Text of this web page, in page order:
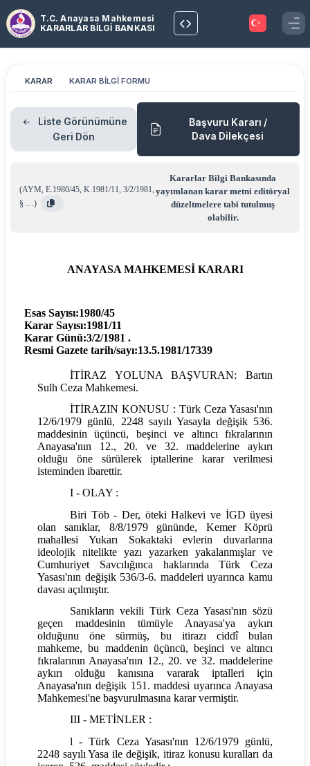
T.C. Anayasa Mahkemesi
KARARLAR BİLGİ BANKASI
KARAR KARAR BİLGİ FORMU
Liste Görünümüne
Geri Dön
Başvuru Kararı /
Dava Dilekçesi
(AYM, E.1980/45, K.1981/11, 3/2/1981,
§ …)
Kararlar Bilgi Bankasında
yayımlanan karar metni editöryal
düzeltmelere tabi tutulmuş
olabilir.